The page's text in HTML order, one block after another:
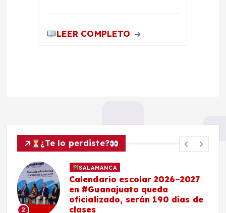
LEER COMPLETO
¿Te lo perdiste?
2
SALAMANCA
Calendario escolar 2026–2027
en #Guanajuato queda
oficializado, serán 190 días de
clases